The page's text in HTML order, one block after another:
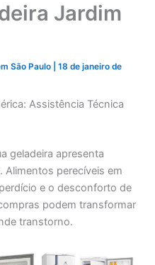
Jardim
São Paulo |18 de janeiro de
Assistência Técnica
geladeira apresenta
Alimentos perecíveis em
e o desconforto de
podem transformar
transtorno.